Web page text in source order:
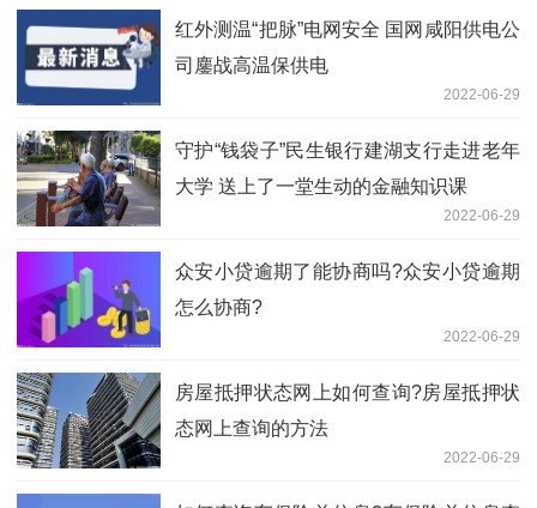
红外测温“把脉”电网安全 国网咸阳供电公
司鏖战高温保供电
2022-06-29
守护“钱袋子”民生银行建湖支行走进老年
大学 送上了一堂生动的金融知识课
2022-06-29
众安小贷逾期了能协商吗?众安小贷逾期
怎么协商?
2022-06-29
房屋抵押状态网上如何查询?房屋抵押状
态网上查询的方法
2022-06-29